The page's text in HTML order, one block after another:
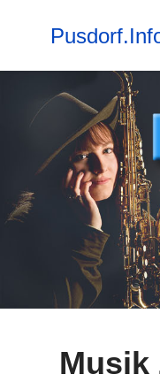
Musik